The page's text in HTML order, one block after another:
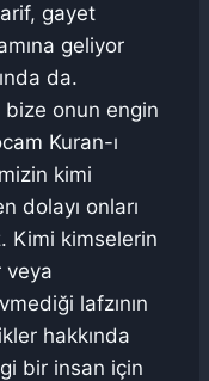
gayet
geliyor
da.
bize onun engin
Kuran-ı
kimi
dolayı onları
Kimi kimselerin
veya
lafzının
hakkında
bir insan için